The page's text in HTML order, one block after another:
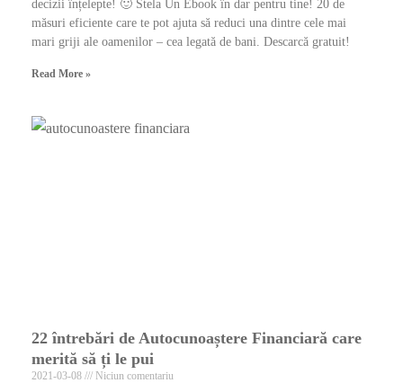
decizii înțelepte! 🙂 Stela Un Ebook în dar pentru tine! 20 de
măsuri eficiente care te pot ajuta să reduci una dintre cele mai
mari griji ale oamenilor – cea legată de bani. Descarcă gratuit!
Read More »
22 întrebări de Autocunoaștere Financiară care
merită să ți le pui
2021-03-08 Niciun comentariu